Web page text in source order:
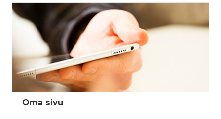
Oma sivu